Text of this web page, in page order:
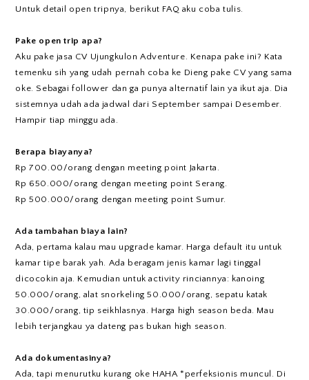
Untuk detail open tripnya, berikut FAQ aku coba tulis.
Pake open trip apa?
Aku pake jasa CV Ujungkulon Adventure. Kenapa pake ini? Kata
temenku sih yang udah pernah coba ke Dieng pake CV yang sama
oke. Sebagai follower dan ga punya alternatif lain ya ikut aja. Dia
sistemnya udah ada jadwal dari September sampai Desember.
Hampir tiap minggu ada.
Berapa biayanya?
Rp 700.00/orang dengan meeting point Jakarta.
Rp 650.000/orang dengan meeting point Serang.
Rp 500.000/orang dengan meeting point Sumur.
Ada tambahan biaya lain?
Ada, pertama kalau mau upgrade kamar. Harga default itu untuk
kamar tipe barak yah. Ada beragam jenis kamar lagi tinggal
dicocokin aja. Kemudian untuk activity rinciannya: kanoing
50.000/orang, alat snorkeling 50.000/orang, sepatu katak
30.000/orang, tip seikhlasnya. Harga high season beda. Mau
lebih terjangkau ya dateng pas bukan high season.
Ada dokumentasinya?
Ada, tapi menurutku kurang oke HAHA *perfeksionis muncul. Di